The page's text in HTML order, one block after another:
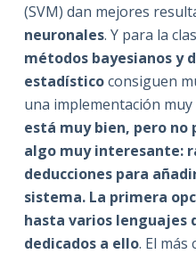
(SVM) dan mejores
neuronales. Y para la
métodos bayesianos y
estadísticoconsiguen
una implementación muy
está muy bien, pero no
algo muy interesante:
deducciones para
sistema. La primera
hasta varios lenguajes
dedicados a ello. El más